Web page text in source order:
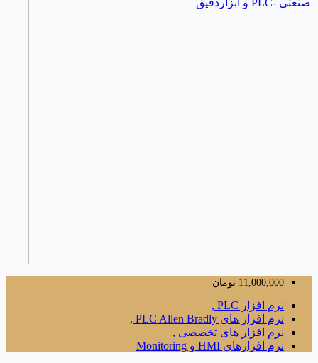
11,000,000 تومان
نرم افزار PLC ,
نرم افزار های PLC Allen Bradly ,
نرم افزار های تخصصی ,
نرم افزارهای HMI و Monitoring